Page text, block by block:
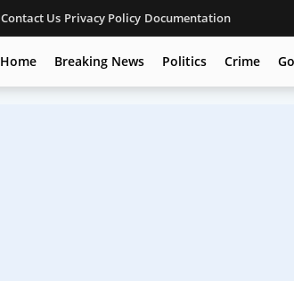
Contact Us Privacy Policy Documentation
Home Breaking News Politics Crime